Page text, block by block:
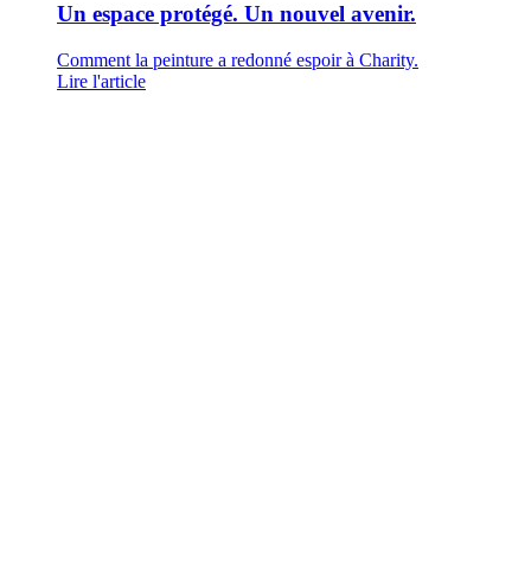
Un espace protégé. Un nouvel avenir.
Comment la peinture a redonné espoir à Charity.
Lire l'article